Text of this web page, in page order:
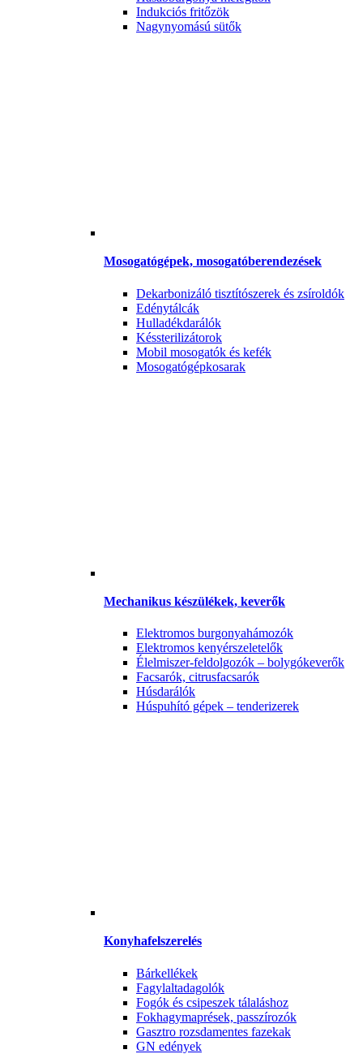
Indukciós fritőzök
Nagynyomású sütők
Mosogatógépek, mosogatóberendezések
Dekarbonizáló tisztítószerek és zsíroldók
Edénytálcák
Hulladékdarálók
Késsterilizátorok
Mobil mosogatók és kefék
Mosogatógépkosarak
Mechanikus készülékek, keverők
Elektromos burgonyahámozók
Elektromos kenyérszeletelők
Élelmiszer-feldolgozók – bolygókeverők
Facsarók, citrusfacsarók
Húsdarálók
Húspuhító gépek – tenderizerek
Konyhafelszerelés
Bárkellékek
Fagylaltadagolók
Fogók és csipeszek tálaláshoz
Fokhagymaprések, passzírozók
Gasztro rozsdamentes fazekak
GN edények